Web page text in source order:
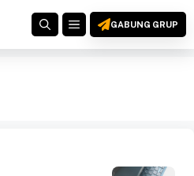
MENUGABUNG GRUP